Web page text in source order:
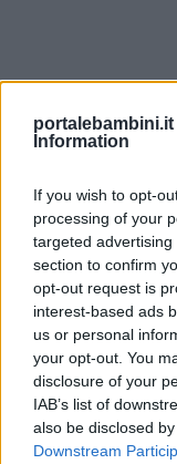
portalebambini.it
Information
If you wish to opt-
processing of your
targeted
section to confirm
opt-out request is
interest-based ads
us or personal
your opt-out. You
disclosure of your
IAB’s list of
also be disclosed
Downstream
Nomi
Frasi
aforismi
Buongiorno
Buonanotte